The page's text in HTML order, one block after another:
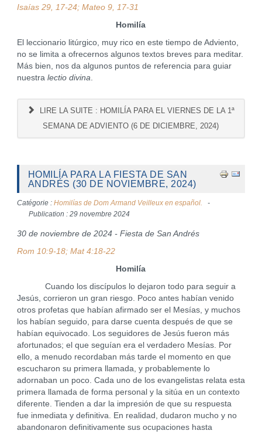
Isaías 29, 17-24; Mateo 9, 17-31
Homilía
El leccionario litúrgico, muy rico en este tiempo de Adviento,
no se limita a ofrecernos algunos textos breves para meditar.
Más bien, nos da algunos puntos de referencia para guiar
nuestra lectio divina.
LIRE LA SUITE : HOMILÍA PARA EL VIERNES DE LA 1ª
SEMANA DE ADVIENTO (6 DE DICIEMBRE, 2024)
HOMILÍA PARA LA FIESTA DE SAN
ANDRÉS (30 DE NOVIEMBRE, 2024)
Catégorie : Homilías de Dom Armand Veilleux en español.
Publication : 29 novembre 2024
30 de noviembre de 2024 - Fiesta de San Andrés
Rom 10:9-18; Mat 4:18-22
Homilía
Cuando los discípulos lo dejaron todo para seguir a
Jesús, corrieron un gran riesgo. Poco antes habían venido
otros profetas que habían afirmado ser el Mesías, y muchos
los habían seguido, para darse cuenta después de que se
habían equivocado. Los seguidores de Jesús fueron más
afortunados; el que seguían era el verdadero Mesías. Por
ello, a menudo recordaban más tarde el momento en que
escucharon su primera llamada, y probablemente lo
adornaban un poco. Cada uno de los evangelistas relata esta
primera llamada de forma personal y la sitúa en un contexto
diferente. Tienden a dar la impresión de que su respuesta
fue inmediata y definitiva. En realidad, dudaron mucho y no
abandonaron definitivamente sus ocupaciones hasta